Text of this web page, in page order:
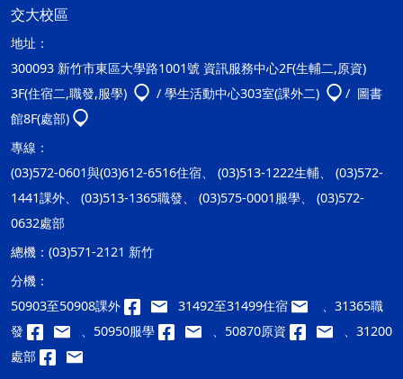
交大校區
地址：
300093 新竹市東區大學路1001號 資訊服務中心2F(生輔二,原資)
3F(住宿二,職發,服學)
/ 學生活動中心303室(課外二)
/ 圖書
館8F(處部)
專線：
(03)572-0601與(03)612-6516住宿、 (03)513-1222生輔、 (03)572-
1441課外、 (03)513-1365職發、 (03)575-0001服學、 (03)572-
0632處部
總機： (03)571-2121 新竹
分機：
50903至50908課外
31492至31499住宿
、31365職
發
、50950服學 、50870原資
、31200
處部